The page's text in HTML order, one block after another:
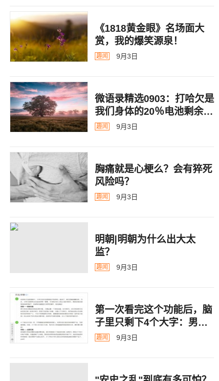
《1818黄金眼》名场面大
赏，我的爆笑源泉！
趣闻 9月3日
微语录精选0903：打哈欠是
我们身体的20％电池剩余警
告
趣闻 9月3日
胸痛就是心梗么？会有猝死
风险吗？
趣闻 9月3日
明朝|明朝为什么出大太
监？ ​​​
趣闻 9月3日
第一次看完这个功能后，脑
子里只剩下4个大字：男德
银行
趣闻 9月3日